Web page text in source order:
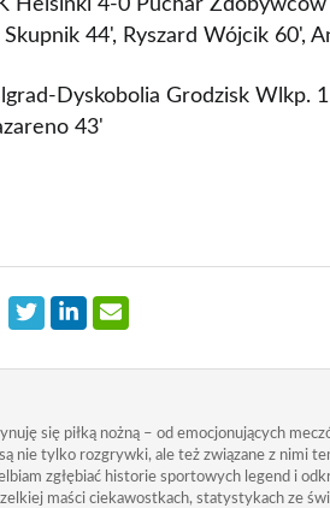
Helsinki 4-0 Puchar
44', Ryszard Wójcik 60',
Dyskobolia Grodzisk Wlkp.
43'
się piłką nożną – od emocjonujących
nie tylko rozgrywki, ale też związane z nimi
zgłębiać historie sportowych legend i
maści ciekawostkach, statystykach ze